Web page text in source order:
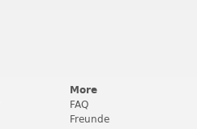
More
FAQ
Freunde